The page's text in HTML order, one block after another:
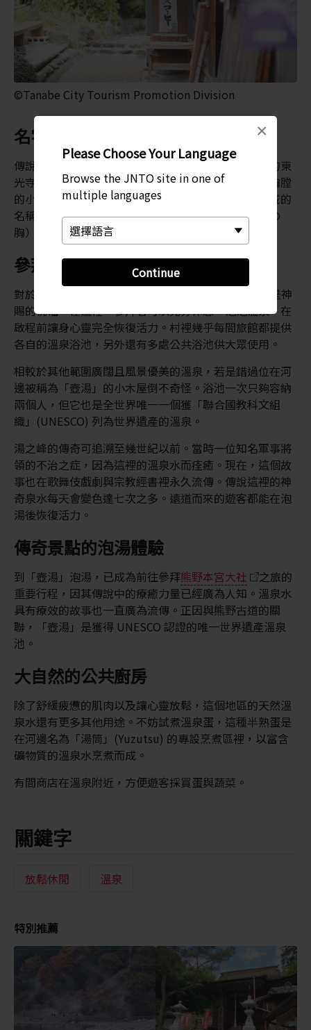
Please Choose Your Language
Browse the JNTO site in one of
multiple languages
Continue
×
©Tanabe City Tourism Promotion Division
名字背後的故事
傳說中，村中具有療效的溫泉水乃來自藥師佛。當地的東
光寺的藥師佛雕像。只要細心觀察力，即可看到佛像胸膛
的小孔。傳說中，溫泉水就是從這個小孔湧出，這區域的
名稱也由此而來：湯之峰的日文是「Yunomune（湯の
胸）」，即是「胸口小孔」。
參拜者休息站
對於
上的眾多參拜者而言，這區的溫泉水是神
賜的祝福。在這裡，參拜者可以充分休息、泡泡溫泉，在
啟程前讓身心靈完全恢復活力。村裡幾乎每間旅館都提供
各自的溫泉浴池，另外還有多處公共浴池供大眾使用。
相較於其他範圍廣闊且風景優美的溫泉，若是錯過位在河
邊被稱為「壺湯」的小木屋倒不奇怪。浴池一次只夠容納
兩個人，但它也是全世界唯一一個獲「聯合國教科文組
織」(UNESCO) 列為世界遺產的溫泉。
湯之峰的傳奇可追溯至幾世紀以前。當時一位知名軍事將
領的不治之症，因為這裡的溫泉水而痊癒。現在，這個故
事也在歌舞伎戲劇與宗教經書裡永久流傳。傳說這裡的神
奇泉水每天會變色達七次之多。遠道而來的遊客都能在泡
湯後恢復活力。
傳奇景點的泡湯體驗
到「壺湯」泡湯，已成為前往參拜熊野本宮大社
之旅的
重要行程，因其傳說中的療癒力量已經廣為人知。溫泉水
具有療效的故事也一直廣為流傳。正因與熊野古道的關
聯，「壺湯」是獲得 UNESCO 認證的唯一世界遺產溫泉
池。
大自然的公共廚房
除了舒緩疲憊的肌肉以及讓心靈放鬆，這個地區的天然溫
泉水還有更多其他用途。不妨試煮溫泉蛋，這種半熟蛋是
在河邊名為「湯筒」(Yuzutsu) 的專設烹煮區裡，以富含
礦物質的溫泉水烹煮而成。
有間商店在溫泉附近，方便遊客採買蛋與蔬菜。
關鍵字
放鬆休閒 溫泉
特別推薦